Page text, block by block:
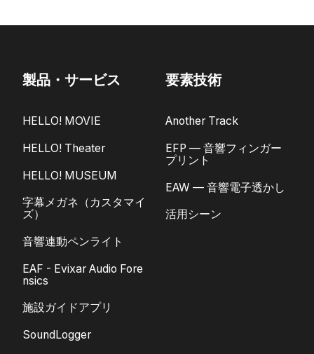
製品・サービス
HELLO! MOVIE
HELLO! Theater
HELLO! MUSEUM
字幕メガネ（カスタマイ
ズ）
音響連動ペンライト
EAF - Evixar Audio Fore
nsics
施設ガイドアプリ
SoundLogger
要素技術
Another Track
EFP — 音響フィンガー
プリント
EAW — 音響電子透かし
活用シーン